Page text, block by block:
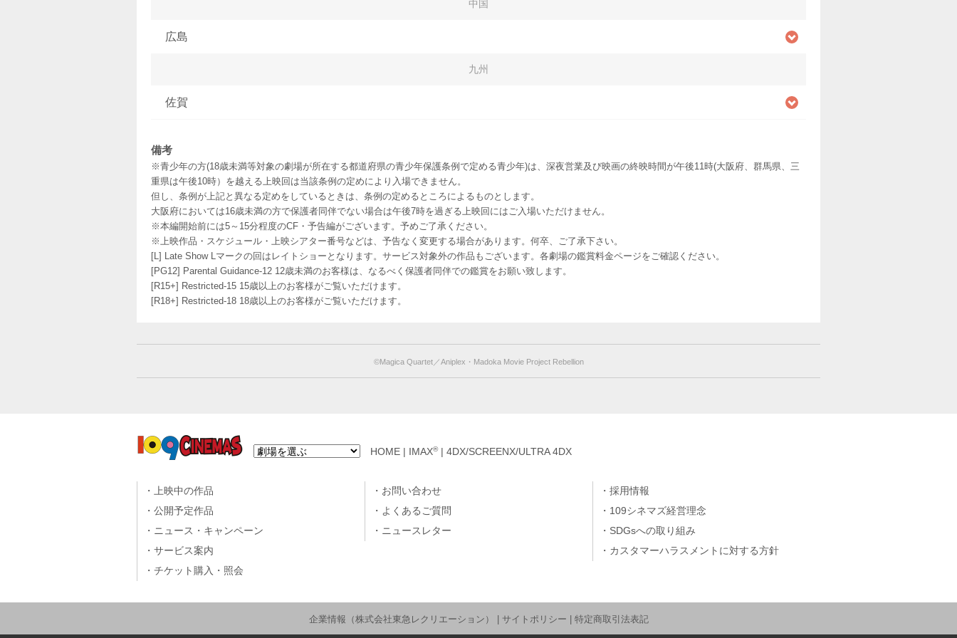
中国
広島
九州
佐賀
備考
※青少年の方(18歳未満等対象の劇場が所在する都道府県の青少年保護条例で定める青少年)は、深夜営業及び映画の終映時間が午後11時(大阪府、群馬県、三
重県は午後10時）を越える上映回は当該条例の定めにより入場できません。
但し、条例が上記と異なる定めをしているときは、条例の定めるところによるものとします。
大阪府においては16歳未満の方で保護者同伴でない場合は午後7時を過ぎる上映回にはご入場いただけません。
※本編開始前には5～15分程度のCF・予告編がございます。予めご了承ください。
※上映作品・スケジュール・上映シアター番号などは、予告なく変更する場合があります。何卒、ご了承下さい。
[L] Late Show Lマークの回はレイトショーとなります。サービス対象外の作品もございます。各劇場の鑑賞料金ページをご確認ください。
[PG12] Parental Guidance-12 12歳未満のお客様は、なるべく保護者同伴での鑑賞をお願い致します。
[R15+] Restricted-15 15歳以上のお客様がご覧いただけます。
[R18+] Restricted-18 18歳以上のお客様がご覧いただけます。
©︎Magica Quartet／Aniplex・Madoka Movie Project Rebellion
HOME IMAX®| 4DX/SCREENX/ULTRA 4DX
上映中の作品
公開予定作品
ニュース・キャンペーン
サービス案内
チケット購入・照会
お問い合わせ
よくあるご質問
ニュースレター
採用情報
109シネマズ経営理念
SDGsへの取り組み
カスタマーハラスメントに対する方針
企業情報（株式会社東急レクリエーション） サイトポリシー 特定商取引法表記